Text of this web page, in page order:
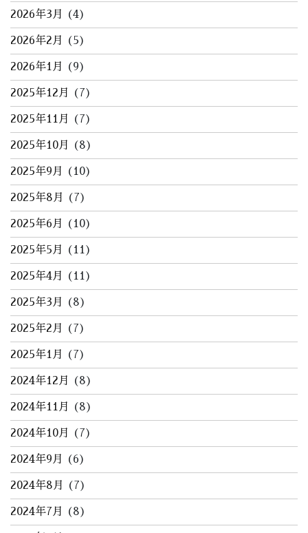
2026年3月 (4)
2026年2月 (5)
2026年1月 (9)
2025年12月 (7)
2025年11月 (7)
2025年10月 (8)
2025年9月 (10)
2025年8月 (7)
2025年6月 (10)
2025年5月 (11)
2025年4月 (11)
2025年3月 (8)
2025年2月 (7)
2025年1月 (7)
2024年12月 (8)
2024年11月 (8)
2024年10月 (7)
2024年9月 (6)
2024年8月 (7)
2024年7月 (8)